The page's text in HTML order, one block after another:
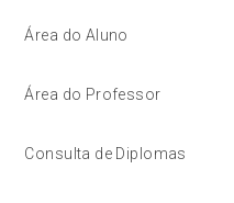
Área do Aluno
Área do Professor
Consulta de Diplomas